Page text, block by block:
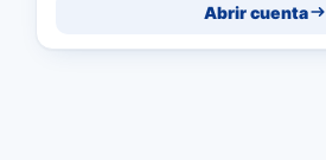
Abrir cuenta